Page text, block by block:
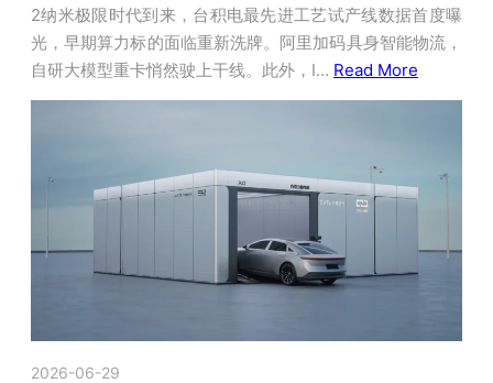
2纳米极限时代到来，台积电最先进工艺试产线数据首度曝
光，早期算力标的面临重新洗牌。阿里加码具身智能物流，
自研大模型重卡悄然驶上干线。此外，I… Read More
2026-06-29